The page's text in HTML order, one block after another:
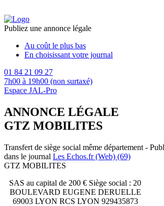
Publiez une annonce légale
Au coût le plus bas
En choisissant votre journal
01 84 21 09 27
7h00 à 19h00 (non surtaxé)
Espace JAL-Pro
ANNONCE LÉGALE
GTZ MOBILITES
Transfert de siège social même département -
dans le journal Les Echos.fr (Web) (69)
GTZ MOBILITES
SAS au capital de 200 € Siège social : 20
BOULEVARD EUGENE DERUELLE
69003 LYON RCS LYON 929435873